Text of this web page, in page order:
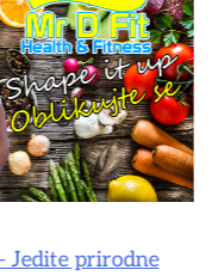
Jedite prirodne